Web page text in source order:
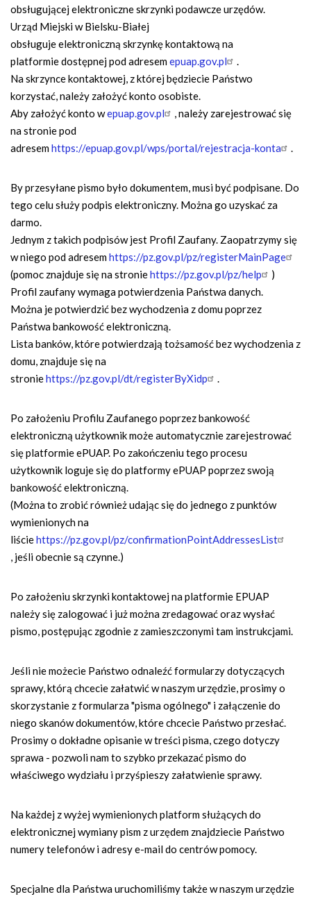
c
y
j
n
a
obsługującej elektroniczne skrzynki podawcze urzędów.
Urząd Miejski w Bielsku-Białej
obsługuje elektroniczną skrzynkę kontaktową na
platformie dostępnej pod adresemepuap.gov.pl
.
Na skrzynce kontaktowej, z której będziecie Państwo
korzystać, należy założyć konto osobiste.
Aby założyć konto wepuap.gov.pl
, należy zarejestrować się
na stronie pod
adresemhttps://epuap.gov.pl/wps/portal/rejestracja-konta .
By przesyłane pismo było dokumentem, musi być podpisane. Do
tego celu służy podpis elektroniczny. Można go uzyskać za
darmo.
Jednym z takich podpisów jest Profil Zaufany. Zaopatrzymy się
w niego pod adresemhttps://pz.gov.pl/pz/registerMainPage
(pomoc znajduje się na stroniehttps://pz.gov.pl/pz/help
)
Profil zaufany wymaga potwierdzenia Państwa danych.
Można je potwierdzić bez wychodzenia z domu poprzez
Państwa bankowość elektroniczną.
Lista banków, które potwierdzają tożsamość bez wychodzenia z
domu, znajduje się na
stroniehttps://pz.gov.pl/dt/registerByXidp .
Po założeniu Profilu Zaufanego poprzez bankowość
elektroniczną użytkownik może automatycznie zarejestrować
się platformie ePUAP. Po zakończeniu tego procesu
użytkownik loguje się do platformy ePUAP poprzez swoją
bankowość elektroniczną.
(Można to zrobić również udając się do jednego z punktów
wymienionych na
liściehttps://pz.gov.pl/pz/confirmationPointAddressesList
, jeśli obecnie są czynne.)
Po założeniu skrzynki kontaktowej na platformie EPUAP
należy się zalogować i już można zredagować oraz wysłać
pismo, postępując zgodnie z zamieszczonymi tam instrukcjami.
Jeśli nie możecie Państwo odnaleźć formularzy dotyczących
sprawy, którą chcecie załatwić w naszym urzędzie, prosimy o
skorzystanie z formularza "pisma ogólnego" i załączenie do
niego skanów dokumentów, które chcecie Państwo przesłać.
Prosimy o dokładne opisanie w treści pisma, czego dotyczy
sprawa - pozwoli nam to szybko przekazać pismo do
właściwego wydziału i przyśpieszy załatwienie sprawy.
Na każdej z wyżej wymienionych platform służących do
elektronicznej wymiany pism z urzędem znajdziecie Państwo
numery telefonów i adresy e-mail do centrów pomocy.
Specjalne dla Państwa uruchomiliśmy także w naszym urzędzie